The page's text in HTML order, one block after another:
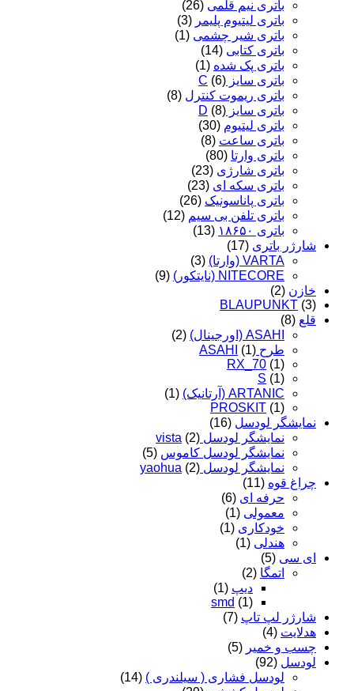
باتری نیم قلمی (26)
باتری لیتیوم پلیمر (3)
باتری شیر چشمی (1)
باتری کتابی (14)
باتری پک شده (1)
باتری سایز C (6)
باتری ریموت کنترل (8)
باتری سایز D (8)
باتری لیتیوم (30)
باتری ساعت (8)
باتری وارتا (80)
باتری شارژی (23)
باتری سکه ای (23)
باتری پاناسونیک (26)
باتری تلفن بی سیم (12)
باتری ۱۸۶۵۰
(13)
شارژر باتری (17)
VARTA (وارتا)
(3)
NITECORE (نایتکور)
(9)
خازن (2)
BLAUPUNKT (3)
قلع (8)
ASAHI (اورجینال)
(2)
طرح ASAHI (1)
RX_70 (1)
S (1)
ARTANIC (آرتانیک)
(1)
PROSKIT (1)
نمایشگر لودسل (16)
نمایشگر لودسل vista (2)
نمایشگر لودسل کاموس (5)
نمایشگر لودسل yaohua (2)
چراغ قوه (11)
حرفه ای (6)
معمولی (1)
خودکاری (1)
هندلی (1)
ای سی (5)
اتمگا (2)
دیپ (1)
smd (1)
شارژر لپ تاپ (7)
هدلایت (4)
چسب و خمیر (5)
لودسل (92)
لودسل فشاری ( سیلندری ) (14)